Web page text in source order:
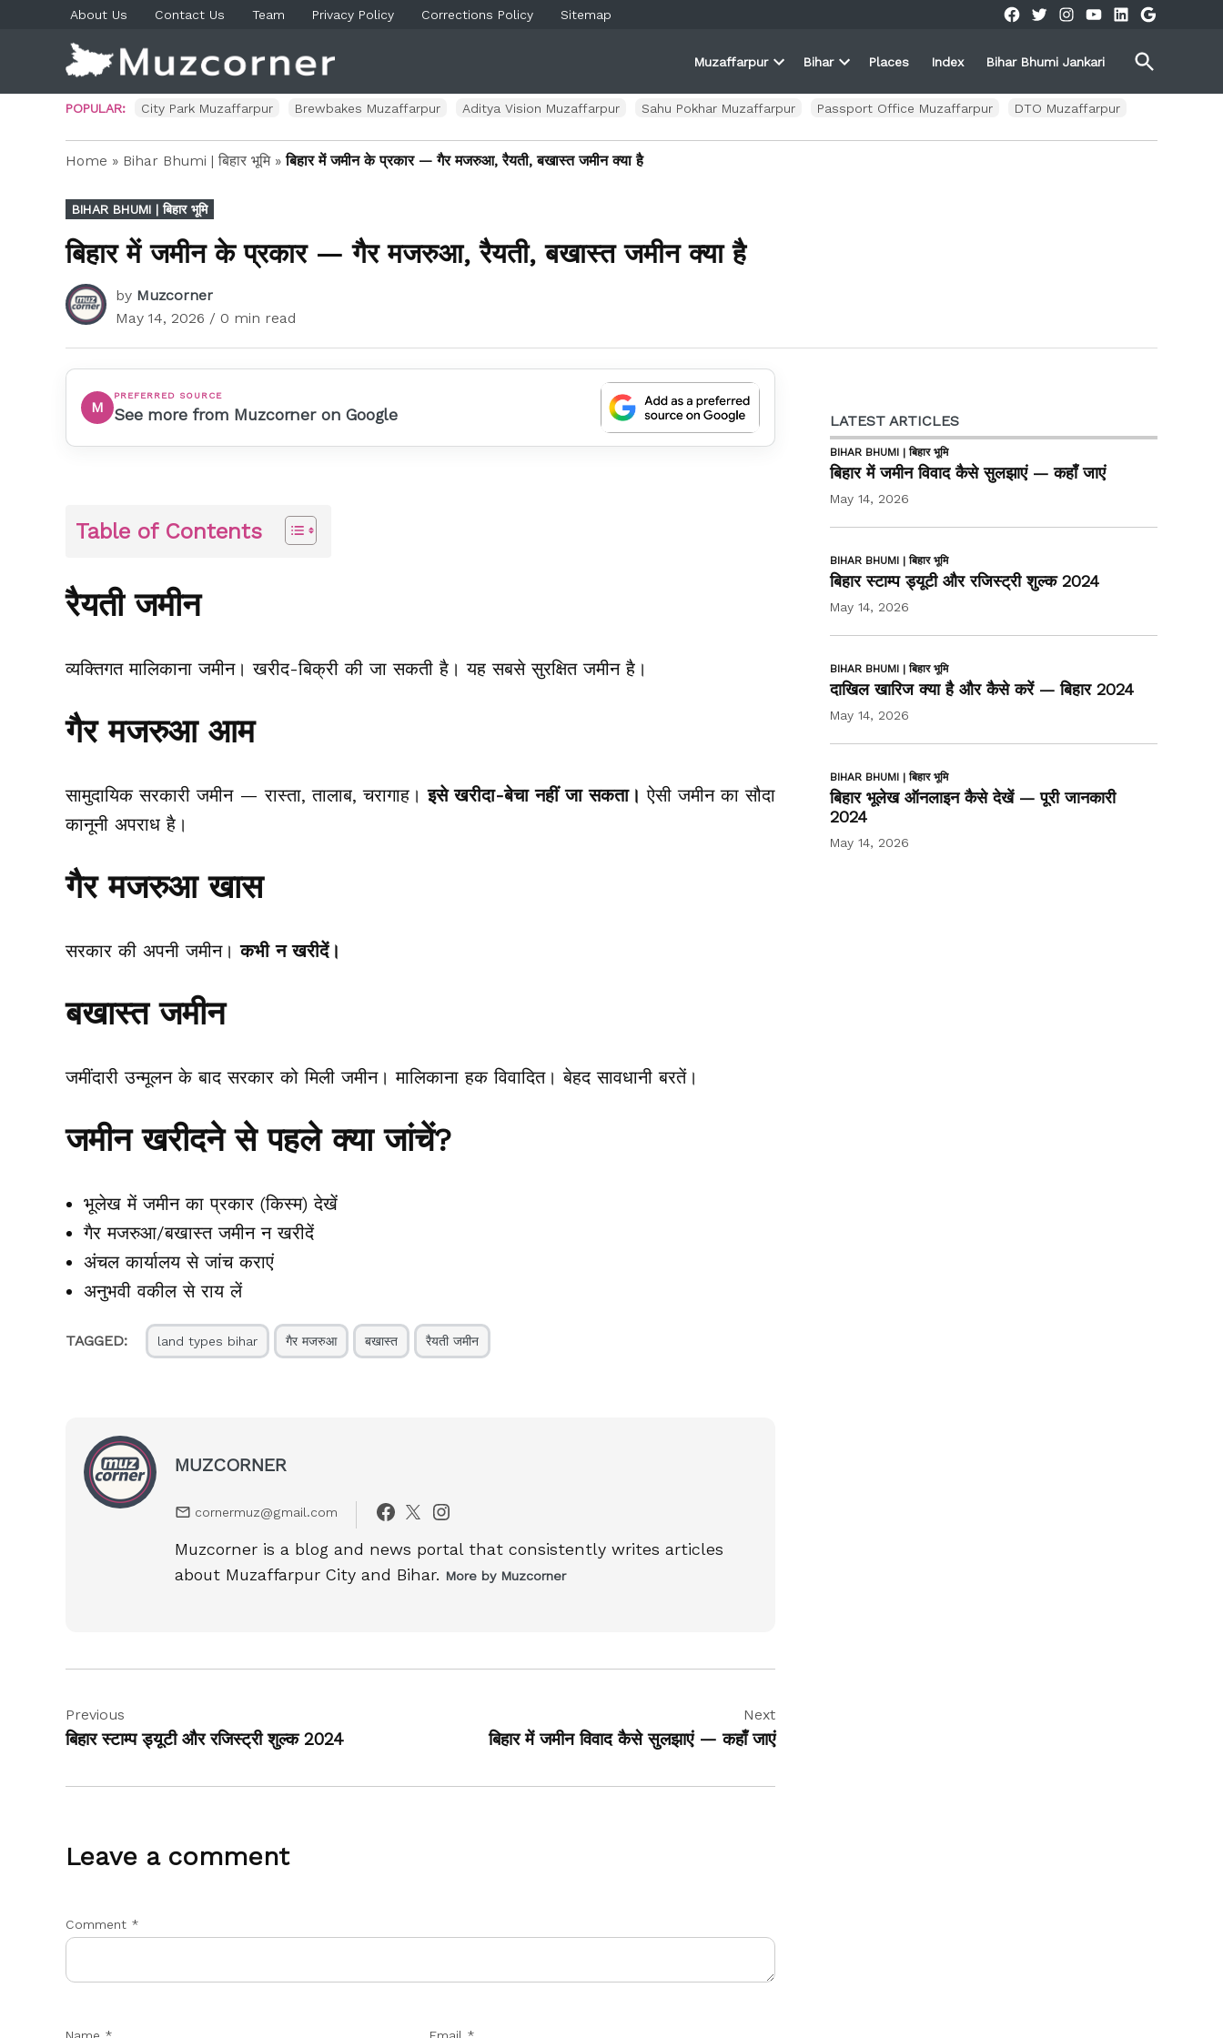
About Us Contact Us Team Privacy Policy Corrections Policy Sitemap Facebook
Twitter
Instagram
YouTube
Linkedin
Google
Blog Portal
Muzaffarpur
dropdown
menu
Bihar
dropdown
menu
Places Index Bihar Bhumi Jankari
Open
Search
POPULAR: City Park Muzaffarpur Brewbakes Muzaffarpur Aditya Vision Muzaffarpur Sahu Pokhar Muzaffarpur Passport Office Muzaffarpur DTO Muzaffarpur
Home » Bihar Bhumi | बिहार भूमि»बिहार में जमीन के प्रकार — गैर मजरुआ, रैयती, बखास्त जमीन क्या है
POSTED
IN
BIHAR BHUMI | बिहार भूमि
बिहार में जमीन के प्रकार — गैर मजरुआ, रैयती, बखास्त जमीन क्या है
by Muzcorner
May 14, 2026 / 0 min read
M
PREFERRED SOURCE
See more from Muzcorner on Google
Table of Contents
रैयती जमीन
व्यक्तिगत मालिकाना जमीन। खरीद-बिक्री की जा सकती है। यह सबसे सुरक्षित जमीन है।
गैर मजरुआ आम
सामुदायिक सरकारी जमीन — रास्ता, तालाब, चरागाह।इसे खरीदा-बेचा नहीं जा सकता। ऐसी जमीन का सौदा
कानूनी अपराध है।
गैर मजरुआ खास
सरकार की अपनी जमीन।कभी न खरीदें।
बखास्त जमीन
जमींदारी उन्मूलन के बाद सरकार को मिली जमीन। मालिकाना हक विवादित। बेहद सावधानी बरतें।
जमीन खरीदने से पहले क्या जांचें?
भूलेख में जमीन का प्रकार (किस्म) देखें
गैर मजरुआ/बखास्त जमीन न खरीदें
अंचल कार्यालय से जांच कराएं
अनुभवी वकील से राय लें
TAGGED: land types bihar गैर मजरुआ बखास्त रैयती जमीन
MUZCORNER
cornermuz@gmail.com
Muzcorner is a blog and news portal that consistently writes articles
about Muzaffarpur City and Bihar. More by Muzcorner
navigation
Previous
बिहार स्टाम्प ड्यूटी और रजिस्ट्री शुल्क 2024
Next
बिहार में जमीन विवाद कैसे सुलझाएं — कहाँ जाएं
Leave a comment
Comment *
LATEST ARTICLES
BIHAR BHUMI | बिहार भूमि
बिहार में जमीन विवाद कैसे सुलझाएं — कहाँ जाएं
May 14, 2026
BIHAR BHUMI | बिहार भूमि
बिहार स्टाम्प ड्यूटी और रजिस्ट्री शुल्क 2024
May 14, 2026
BIHAR BHUMI | बिहार भूमि
दाखिल खारिज क्या है और कैसे करें — बिहार 2024
May 14, 2026
BIHAR BHUMI | बिहार भूमि
बिहार भूलेख ऑनलाइन कैसे देखें — पूरी जानकारी
2024
May 14, 2026